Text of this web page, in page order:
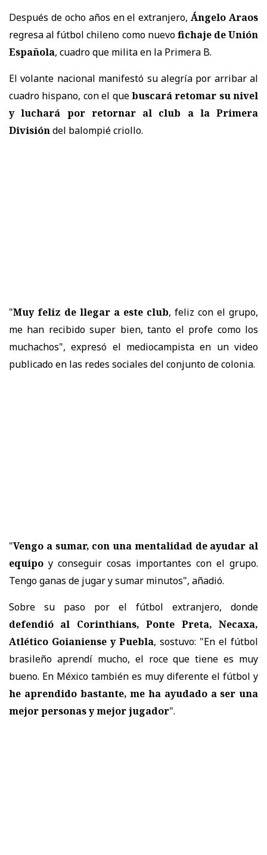
Después de ocho años en el extranjero,Ángelo Araos
regresa al fútbol chileno como nuevofichaje de Unión
Española, cuadro que milita en la Primera B.
El volante nacional manifestó su alegría por arribar al
cuadro hispano, con el quebuscará retomar su nivel
y luchará por retornar al club a la Primera
Divisióndel balompié criollo.
"Muy feliz de llegar a este club, feliz con el grupo,
me han recibido super bien, tanto el profe como los
muchachos", expresó el mediocampista en un video
publicado en las redes sociales del conjunto de colonia.
"Vengo a sumar, con una mentalidad de ayudar al
equipo y conseguir cosas importantes con el grupo.
Tengo ganas de jugar y sumar minutos", añadió.
Sobre su paso por el fútbol extranjero, donde
defendió al Corinthians, Ponte Preta, Necaxa,
Atlético Goianiense y Puebla, sostuvo: "En el fútbol
brasileño aprendí mucho, el roce que tiene es muy
bueno. En México también es muy diferente el fútbol y
he aprendido bastante, me ha ayudado a ser una
mejor personas y mejor jugador".